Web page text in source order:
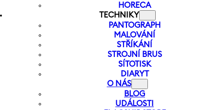
HORECA
TECHNIKY
PANTOGRAPH
MALOVÁNÍ
STŘÍKÁNÍ
STROJNÍ BRUS
SÍTOTISK
DIARYT
O NÁS
BLOG
UDÁLOSTI